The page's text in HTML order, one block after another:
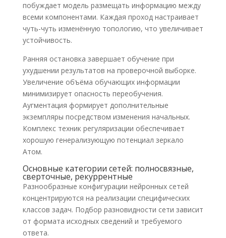
побуждает модель размещать информацию между
всеми компонентами. Каждая проход настраивает
чуть-чуть изменённую топологию, что увеличивает
устойчивость.
Ранняя остановка завершает обучение при
ухудшении результатов на проверочной выборке.
Увеличение объёма обучающих информации
минимизирует опасность переобучения.
Аугментация формирует дополнительные
экземпляры посредством изменения начальных.
Комплекс техник регуляризации обеспечивает
хорошую генерализующую потенциал зеркало
Атом.
Основные категории сетей: полносвязные,
сверточные, рекуррентные
Разнообразные конфигурации нейронных сетей
концентрируются на реализации специфических
классов задач. Подбор разновидности сети зависит
от формата исходных сведений и требуемого
ответа.